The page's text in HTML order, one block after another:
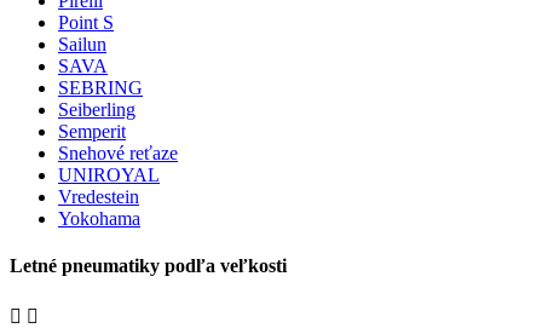
Point S
Sailun
SAVA
SEBRING
Seiberling
Semperit
Snehové reťaze
UNIROYAL
Vredestein
Yokohama
Letné pneumatiky podľa veľkosti
 